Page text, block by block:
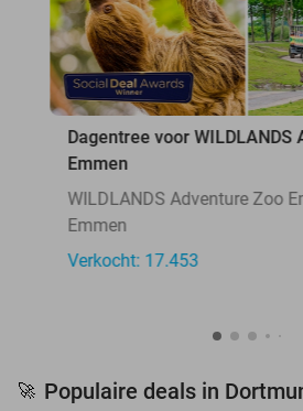
Dagentree voor WILDLANDS
Emmen
WILDLANDS Adventure Zoo
Emmen
Verkocht: 17.453
🚀 Populaire deals in